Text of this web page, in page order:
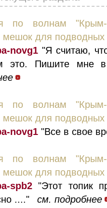
по волнам
для подводных
novg1 "Я считаю,
это. Пишите мне
по волнам
для подводных
novg1 "Все в свое
по волнам
для подводных
spb2 "Этот топик
...."
см. подробнее